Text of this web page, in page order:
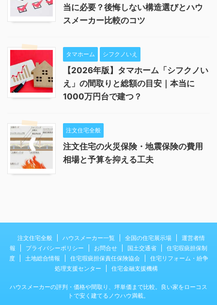
当に必要？後悔しない構造選びとハウ
スメーカー比較のコツ
タマホーム シフクノいえ
【2026年版】タマホーム「シフクノい
え」の間取りと総額の目安｜本当に
1000万円台で建つ？
注文住宅全般
注文住宅の火災保険・地震保険の費用
相場と予算を抑える工夫
注文住宅全般 ハウスメーカー一覧 全国の住宅展示場
運営者情
報
プライバシーポリシー お問合せ 国土交通省
住宅瑕疵担保制
度
土地総合情報 住宅瑕疵担保責任保険協会
住宅リフォーム・紛争
処理支援センター
住宅金融支援機構
ハウスメーカーの評判・価格や間取り、坪単価まで比較。良い家をローコス
トで安く建てるノウハウ満載。